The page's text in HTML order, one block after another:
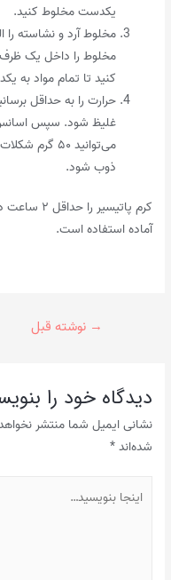
یکدست مخلوط کنید.
مخلوط آرد و نشاسته
مخلوط را داخل یک
کنید تا تمام مواد به
حرارت را به حداقل
غلیظ شود. سپس اسانس
می‌توانید ۵۰
ذوب شود.
کرم
آماده استفاده است.
راهبری
→ نوشته قبل
دیدگاه‌ خود را
نشانی ایمیل شما منتشر
شده‌اند*
بنویسید…